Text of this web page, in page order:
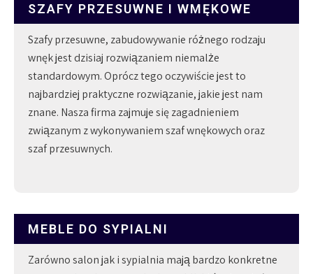
SZAFY PRZESUWNE I WMĘKOWE
Szafy przesuwne, zabudowywanie różnego rodzaju
wnęk jest dzisiaj rozwiązaniem niemalże
standardowym. Oprócz tego oczywiście jest to
najbardziej praktyczne rozwiązanie, jakie jest nam
znane. Nasza firma zajmuje się zagadnieniem
związanym z wykonywaniem szaf wnękowych oraz
szaf przesuwnych.
MEBLE DO SYPIALNI
Zarówno salon jak i sypialnia mają bardzo konkretne